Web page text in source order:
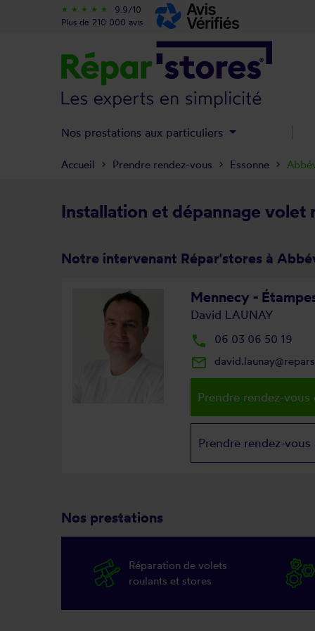
Installation et dépannage
Notre intervenant Répar'stores à
Mennecy -
David LAUNAY
local_phone 06 03 06 50 19
mail_outline
Prendre rendez-vous
Prendre rendez-vous
Nos prestations
Réparation de volets
roulants et stores
Accueil Prendre rendez-vous Essonne
star_rate star_rate star_rate star_rate star_rate
9.9/10
Plus de 210 000 avis
Nos prestations aux particuliers